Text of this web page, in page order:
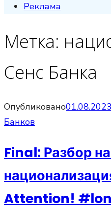
Реклама
Метка:
Сенс Банка
Опубликовано01.08.2023
Банков
Final: Разбор
Attention!